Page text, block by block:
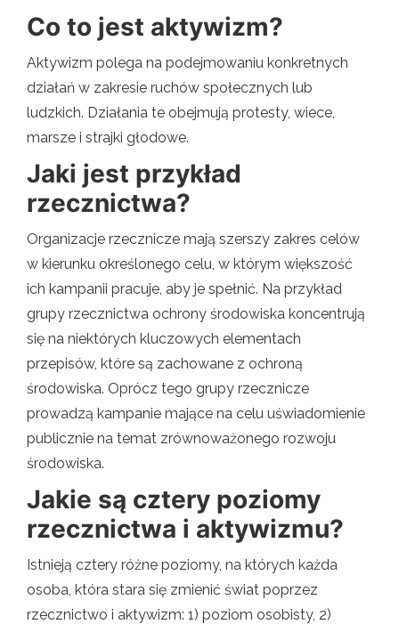
Co to jest aktywizm?
Aktywizm polega na podejmowaniu konkretnych
działań w zakresie ruchów społecznych lub
ludzkich. Działania te obejmują protesty, wiece,
marsze i strajki głodowe.
Jaki jest przykład
rzecznictwa?
Organizacje rzecznicze mają szerszy zakres celów
w kierunku określonego celu, w którym większość
ich kampanii pracuje, aby je spełnić. Na przykład
grupy rzecznictwa ochrony środowiska koncentrują
się na niektórych kluczowych elementach
przepisów, które są zachowane z ochroną
środowiska. Oprócz tego grupy rzecznicze
prowadzą kampanie mające na celu uświadomienie
publicznie na temat zrównoważonego rozwoju
środowiska.
Jakie są cztery poziomy
rzecznictwa i aktywizmu?
Istnieją cztery różne poziomy, na których każda
osoba, która stara się zmienić świat poprzez
rzecznictwo i aktywizm: 1) poziom osobisty, 2)